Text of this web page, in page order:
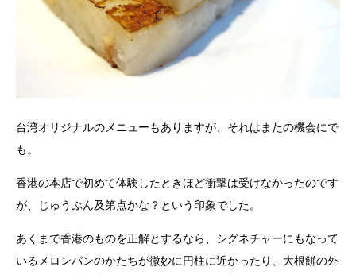
台湾オリジナルのメニューもありますが、それはまたの機会にで
も。
香港の本店で初めて体験したときほど衝撃は受けなかったのです
が、じゅうぶん及第点かな？という印象でした。
あくまで香港のものを正解とするなら、シグネチャーにもなって
いるメロンパンのかたちが微妙に円柱に近かったり、大根餅の外